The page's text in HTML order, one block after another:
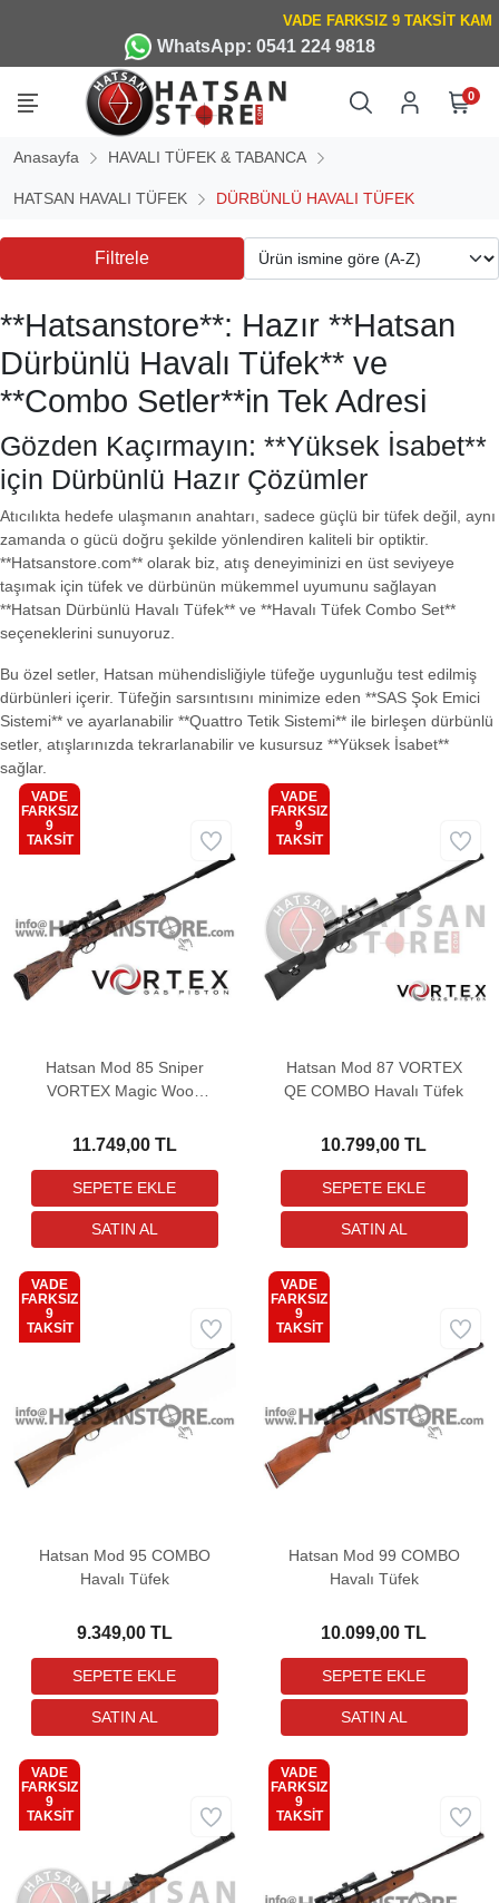
WhatsApp: 0541 224 9818
0
Anasayfa HAVALI TÜFEK & TABANCA
HATSAN HAVALI TÜFEK DÜRBÜNLÜ HAVALI TÜFEK
Filtrele
**Hatsanstore**: Hazır **Hatsan
Dürbünlü Havalı Tüfek** ve
**Combo Setler**in Tek Adresi
Gözden Kaçırmayın: **Yüksek İsabet**
için Dürbünlü Hazır Çözümler
Atıcılıkta hedefe ulaşmanın anahtarı, sadece güçlü bir tüfek değil, aynı
zamanda o gücü doğru şekilde yönlendiren kaliteli bir optiktir.
**Hatsanstore.com** olarak biz, atış deneyiminizi en üst seviyeye
taşımak için tüfek ve dürbünün mükemmel uyumunu sağlayan
**Hatsan Dürbünlü Havalı Tüfek** ve **Havalı Tüfek Combo Set**
seçeneklerini sunuyoruz.
Bu özel setler, Hatsan mühendisliğiyle tüfeğe uygunluğu test edilmiş
dürbünleri içerir. Tüfeğin sarsıntısını minimize eden **SAS Şok Emici
Sistemi** ve ayarlanabilir **Quattro Tetik Sistemi** ile birleşen dürbünlü
setler, atışlarınızda tekrarlanabilir ve kusursuz **Yüksek İsabet**
sağlar.
Hatsan Mod 85 Sniper
VORTEX Magic Wood
11.749,00 TL
VADE
FARKSIZ
9
TAKSİT
Kargo
Bedava
Hatsan Mod 87 VORTEX
QE COMBO Havalı Tüfek
10.799,00 TL
VADE
FARKSIZ
9
TAKSİT
Kargo
Bedava
Hatsan Mod 95 COMBO
Havalı Tüfek
9.349,00 TL
VADE
FARKSIZ
9
TAKSİT
Kargo
Bedava
Hatsan Mod 99 COMBO
Havalı Tüfek
10.099,00 TL
VADE
FARKSIZ
9
TAKSİT
Kargo
Bedava
VADE
FARKSIZ
9
TAKSİT
Kargo
Bedava
VADE
FARKSIZ
9
TAKSİT
Kargo
Bedava